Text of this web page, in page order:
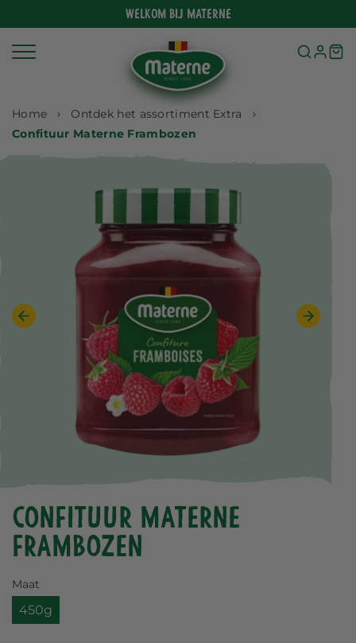
content
Welkom bij Materne
Home
Ontdek het assortiment Extra
Confituur Materne Frambozen
Confituur Materne
Frambozen
Maat
450g